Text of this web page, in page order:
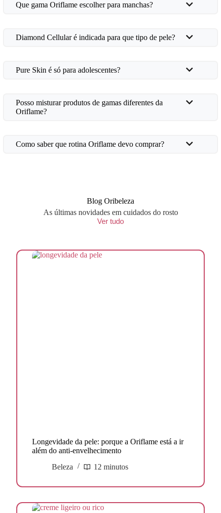
Que gama Oriflame escolher para manchas?
Diamond Cellular é indicada para que tipo de pele?
Pure Skin é só para adolescentes?
Posso misturar produtos de gamas diferentes da
Oriflame?
Como saber que rotina Oriflame devo comprar?
Blog Oribeleza
As últimas novidades em cuidados do rosto
Ver tudo
Longevidade da pele: porque a Oriflame está a ir
além do anti-envelhecimento
Beleza
12 minutos